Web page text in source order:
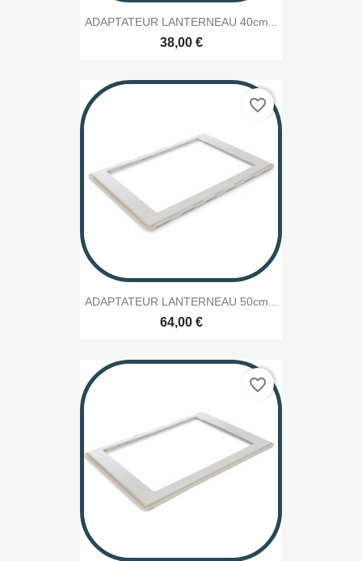
ADAPTATEUR LANTERNEAU 40cm...
38,00 €
ADAPTATEUR LANTERNEAU 50cm...
64,00 €
favorite_border
favorite_border